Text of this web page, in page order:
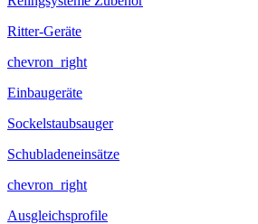
Ritter-Geräte
chevron_right
Einbaugeräte
Sockelstaubsauger
Schubladeneinsätze
chevron_right
Ausgleichsprofile